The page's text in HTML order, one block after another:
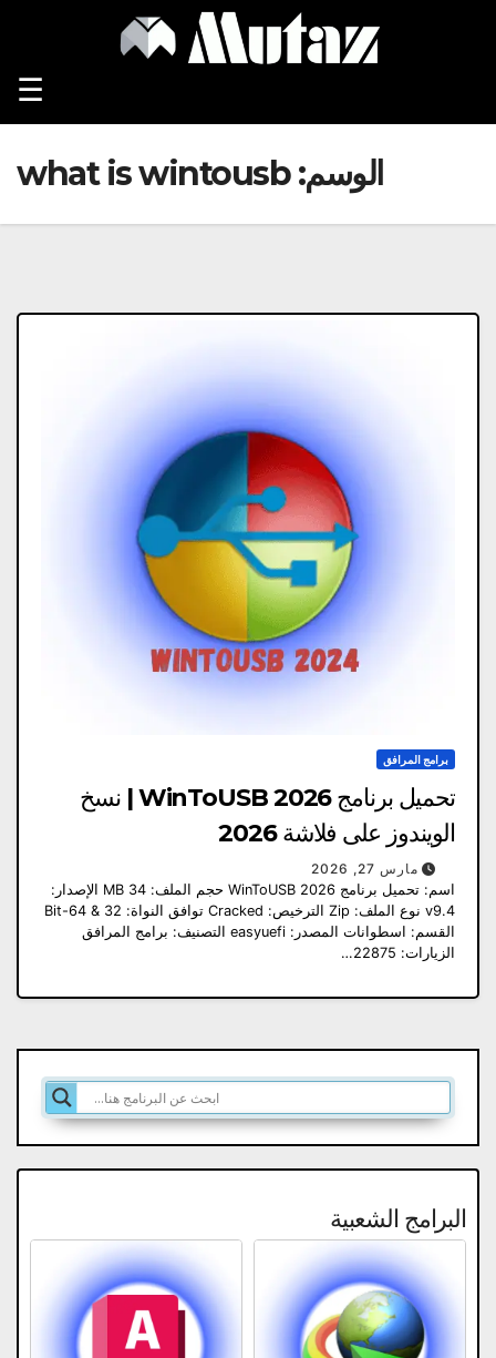
☰
الوسم:what is wintousb
برامج المرافق
تحميل برنامج WinToUSB 2026 | نسخ
الويندوز على فلاشة 2026
مارس 27, 2026
اسم: تحميل برنامج WinToUSB 2026 حجم الملف: 34 MB الإصدار:
v9.4 نوع الملف: Zip الترخيص: Cracked توافق النواة: 32 & 64-Bit
القسم: اسطوانات المصدر: easyuefi التصنيف: برامج المرافق
الزيارات: 22875…
البرامج الشعبية